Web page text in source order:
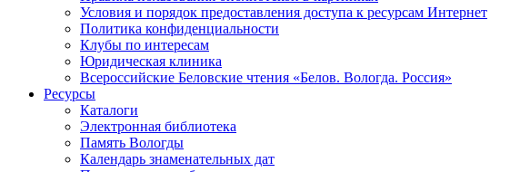
Условия и порядок предоставления доступа к ресурсам Интернет
Политика конфиденциальности
Клубы по интересам
Юридическая клиника
Всероссийские Беловские чтения «Белов. Вологда. Россия»
Ресурсы
Каталоги
Электронная библиотека
Память Вологды
Календарь знаменательных дат